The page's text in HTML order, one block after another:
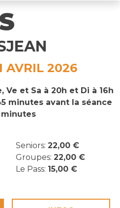
AVRIL 2026
Ve et Sa à 20h et Di à 16h
minutes avant la séance
minutes
Seniors: 22,00 €
Groupes: 22,00 €
Le Pass: 15,00 €